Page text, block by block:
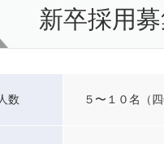
新卒採用
数 ５〜１０名（